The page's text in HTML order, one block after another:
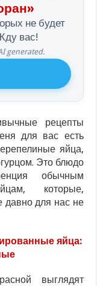
не будет
вас!
generated.
рецепты
для вас есть
яйца,
Это блюдо
обычным
которые,
давно для нас не
яйца:
выглядят